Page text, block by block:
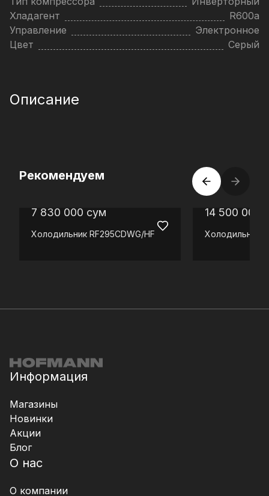
Хладагент
R600a
Управление
Электронное
Цвет
Серый
Описание
Рекомендуем
7 830 000 сум
Холодильник RF295CDWG/HF
14 500 000
Холодильник
Информация
Магазины
Новинки
Акции
Блог
О нас
О компании